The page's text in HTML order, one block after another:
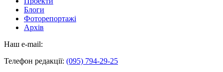
Блоги
Фоторепортажі
Архів
Наш e-mail:
Телефон редакції: (095) 794-29-25